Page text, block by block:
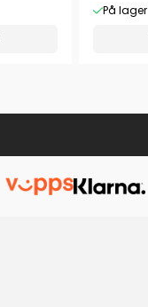
På lager